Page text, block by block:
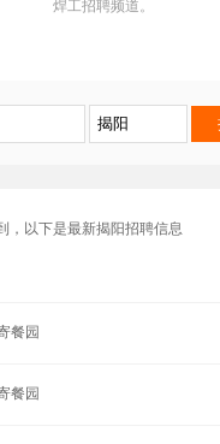
焊工招聘频道。
，以下是最新揭阳招聘信息
餐园
餐园